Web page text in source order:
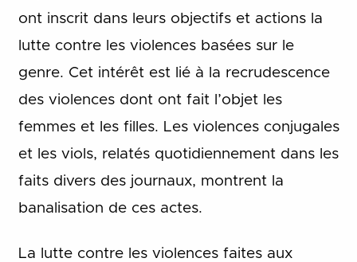
ont inscrit dans leurs objectifs et actions la
lutte contre les violences basées sur le
genre. Cet intérêt est lié à la recrudescence
des violences dont ont fait l’objet les
femmes et les filles. Les violences conjugales
et les viols, relatés quotidiennement dans les
faits divers des journaux, montrent la
banalisation de ces actes.
La lutte contre les violences faites aux